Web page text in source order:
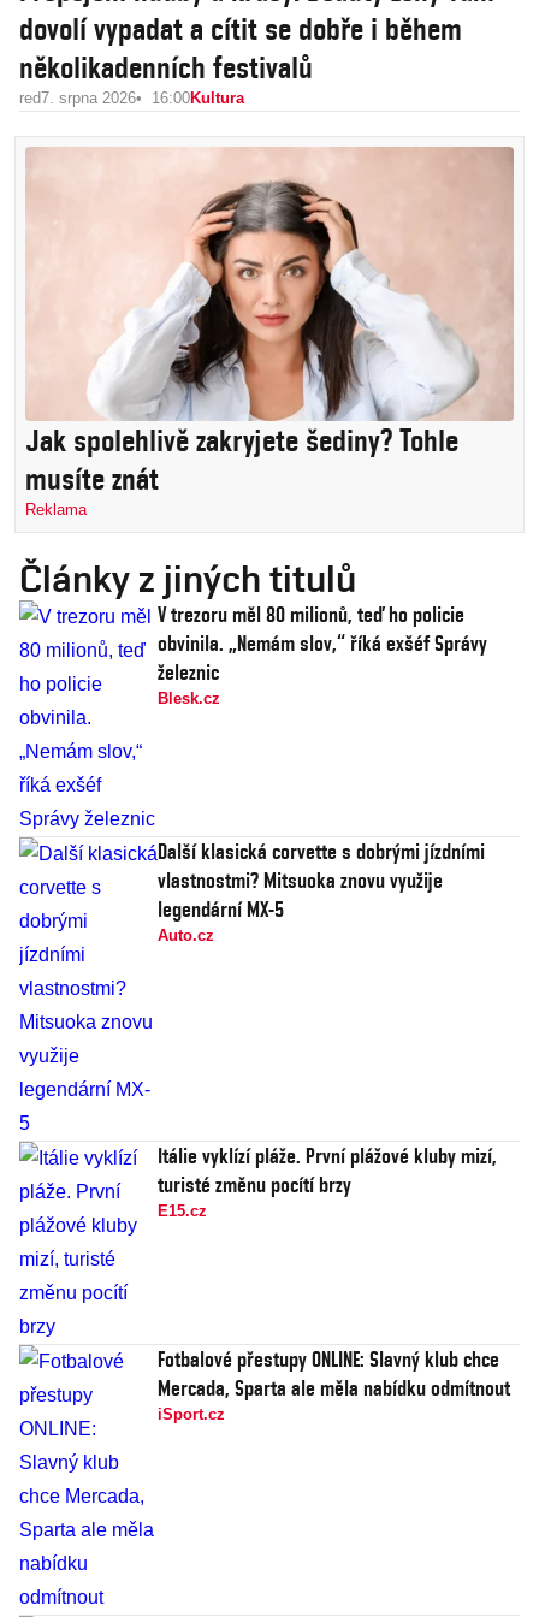
dovolí vypadat a cítit se dobře i během
několikadenních festivalů
red7. srpna 2026 16:00Kultura
Jak spolehlivě zakryjete šediny? Tohle
musíte znát
Reklama
Články z jiných titulů
V trezoru měl 80 milionů, teď ho policie
obvinila. „Nemám slov,“ říká exšéf Správy
železnic
Blesk.cz
Další klasická corvette s dobrými jízdními
vlastnostmi? Mitsuoka znovu využije
legendární MX-5
Auto.cz
Itálie vyklízí pláže. První plážové kluby mizí,
turisté změnu pocítí brzy
E15.cz
Fotbalové přestupy ONLINE: Slavný klub chce
Mercada, Sparta ale měla nabídku odmítnout
iSport.cz